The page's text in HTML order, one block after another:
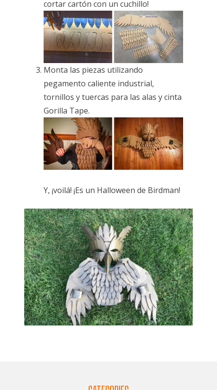
cortar cartón con un cuchillo!
Monta las piezas utilizando
pegamento caliente industrial,
tornillos y tuercas para las alas y cinta
Gorilla Tape.
Y, ¡voilá! ¡Es un Halloween de Birdman!